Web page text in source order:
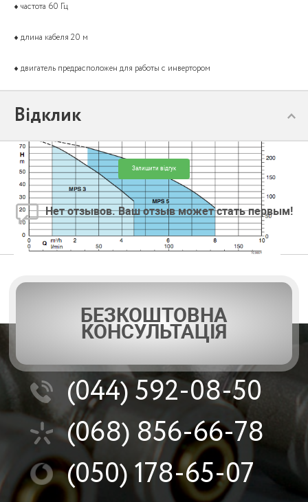
♦ частота 60 Гц
♦ длина кабеля 20 м
♦ двигатель предрасположен для работы с инвертором
Відклик
Залишити відгук
Нет отзывов. Ваш отзыв может стать первым!
БЕЗКОШТОВНА
КОНСУЛЬТАЦІЯ
(044)592-08-50
(068) 856-66-78
(050)178-65-07